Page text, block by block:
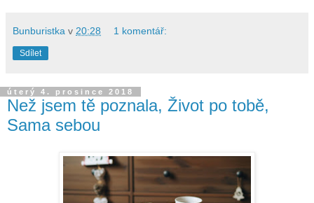
Bunburistka v 20:28 1 komentář:
Sdílet
úterý 4. prosince 2018
Než jsem tě poznala, Život po tobě,
Sama sebou